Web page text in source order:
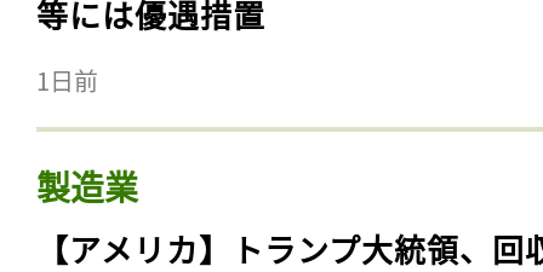
等には優遇措置
1日前
製造業
【アメリカ】トランプ大統領、回